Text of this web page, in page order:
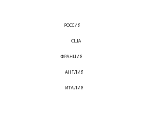
РОССИЯ
США
ФРАНЦИЯ
АНГЛИЯ
ИТАЛИЯ